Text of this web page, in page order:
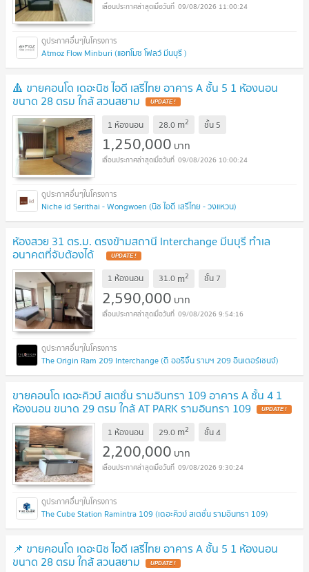
09/08/2026 11:00:24
Atmoz Flow Minburi (แอทโมซ โฟลว์ มีนบุรี )
🔺 ขายคอนโด เดอะนิช ไอดี เสรีไทย อาคาร A ชั้น 5 1 ห้องนอน
ขนาด 28 ตรม ใกล้ สวนสยาม UPDATE !
1 ห้องนอน 28.0 m2 ชั้น 5
1,250,000 บาท
09/08/2026 10:00:24
Niche id Serithai - Wongwoen (นิช ไอดี เสรีไทย - วงแหวน)
ห้องสวย 31 ตร.ม. ตรงข้ามสถานี Interchange มีนบุรี ทำเล
อนาคตที่จับต้องได้ UPDATE !
1 ห้องนอน 31.0 m2 ชั้น 7
2,590,000 บาท
09/08/2026 9:54:16
The Origin Ram 209 Interchange (ดิ ออริจิ้น รามฯ 209 อินเตอร์เชนจ์)
ขายคอนโด เดอะคิวบ์ สเตชั่น รามอินทรา 109 อาคาร A ชั้น 4 1
ห้องนอน ขนาด 29 ตรม ใกล้ AT PARK รามอินทรา 109 UPDATE !
1 ห้องนอน 29.0 m2 ชั้น4
2,200,000 บาท
09/08/2026 9:30:24
The Cube Station Ramintra 109 (เดอะคิวบ์ สเตชั่น รามอินทรา 109)
📌 ขายคอนโด เดอะนิช ไอดี เสรีไทย อาคาร A ชั้น 5 1 ห้องนอน
ขนาด 28 ตรม ใกล้ สวนสยาม UPDATE !